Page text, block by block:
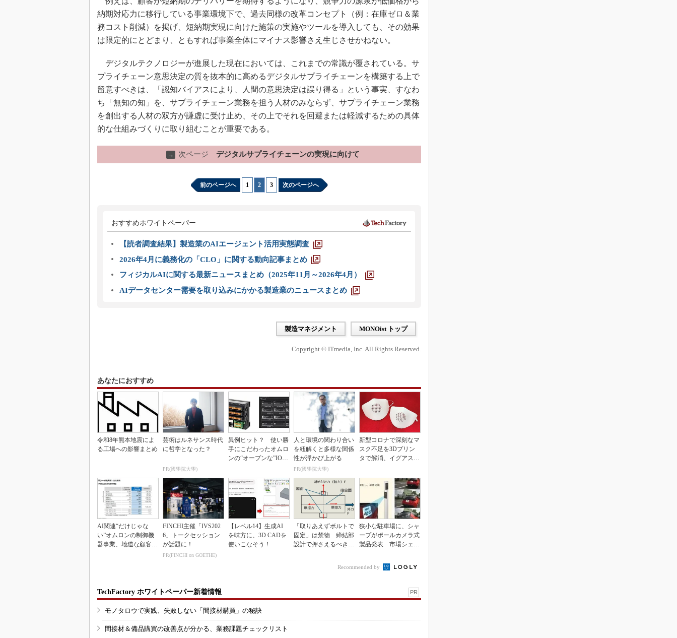
納期対応力に移行している事業環境下で、過去同様の改革コンセプト（例：在庫ゼロ＆業
務コスト削減）を掲げ、短納期実現に向けた施策の実施やツールを導入しても、その効果
は限定的にとどまり、ともすれば事業全体にマイナス影響さえ生じさせかねない。
デジタルテクノロジーが進展した現在においては、これまでの常識が覆されている。サ
プライチェーン意思決定の質を抜本的に高めるデジタルサプライチェーンを構築する上で
留意すべきは、「認知バイアスにより、人間の意思決定は誤り得る」という事実、すなわ
ち「無知の知」を、サプライチェーン業務を担う人材のみならず、サプライチェーン業務
を創出する人材の双方が謙虚に受け止め、その上でそれを回避または軽減するための具体
的な仕組みづくりに取り組むことが重要である。
→ 次ページ デジタルサプライチェーンの実現に向けて
前のページへ 1 2 3 次のページへ
おすすめホワイトペーパー
【読者調査結果】製造業のAIエージェント活用実態調査
2026年4月に義務化の「CLO」に関する動向記事まとめ
フィジカルAIに関する最新ニュースまとめ（2025年11月～2026年4月）
AIデータセンター需要を取り込みにかかる製造業のニュースまとめ
製造マネジメント MONOist トップ
Copyright © ITmedia, Inc. All Rights Reserved.
あなたにおすすめ
令和8年熊本地震によ
る工場への影響まとめ
芸術はルネサンス時代
に哲学となった？
PR(國學院大學)
異例ヒット？ 使い勝
手にこだわったオムロ
ンの“オープンな”IO-L
人と環境の関わり合い
を紐解くと多様な関係
性が浮かび上がる
PR(國學院大學)
新型コロナで深刻なマ
スク不足を3Dプリン
タで解消、イグアスが
AI関連“だけじゃな
い”オムロンの制御機
器事業、地道な顧客基
FINCHI主催「IVS202
6」トークセッション
が話題に！
PR(FINCHI on GOETHE)
【レベル14】生成AI
を味方に、3D CADを
使いこなそう！
「取りあえずボルトで
固定」は禁物 締結部
設計で押さえるべき基
狭小な駐車場に、シャ
ープがポールカメラ式
製品発表 市場シェア
Recommended by
TechFactory ホワイトペーパー新着情報 PR
モノタロウで実践、失敗しない「間接材購買」の秘訣
間接材＆備品購買の改善点が分かる、業務課題チェックリスト